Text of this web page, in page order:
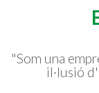
"Som una
il·lusió